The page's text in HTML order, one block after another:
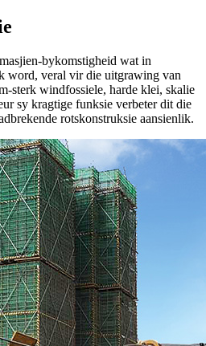
bykomstigheid wat in
word, veral vir die uitgrawing van
sterk windfossiele, harde klei, skalie
sy kragtige funksie verbeter dit die
rotskonstruksie aansienlik.